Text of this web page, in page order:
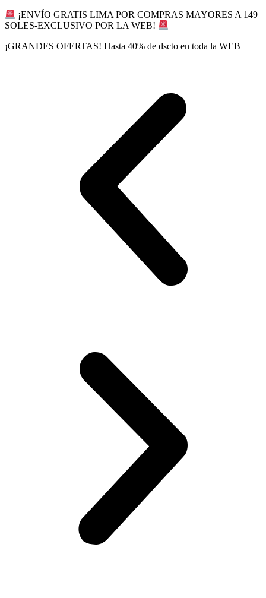
Ir
al
¡ENVÍO GRATIS LIMA POR COMPRAS MAYORES A 149
SOLES-EXCLUSIVO POR LA WEB!
¡GRANDES OFERTAS! Hasta 40% de dscto en toda la WEB